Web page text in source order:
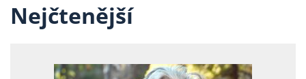
Nejčtenější